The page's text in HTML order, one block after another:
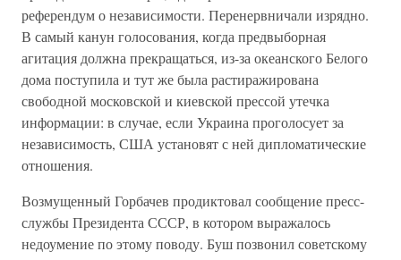
референдум о независимости. Перенервничали изрядно.
В самый канун голосования, когда предвыборная
агитация должна прекращаться, из-за океанского Белого
дома поступила и тут же была растиражирована
свободной московской и киевской прессой утечка
информации: в случае, если Украина проголосует за
независимость, США установят с ней дипломатические
отношения.
Возмущенный Горбачев продиктовал сообщение пресс-
службы Президента СССР, в котором выражалось
недоумение по этому поводу. Буш позвонил советскому